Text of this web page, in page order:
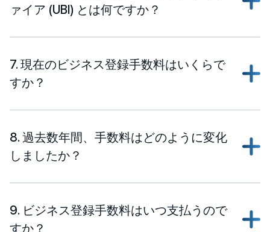
ァイア (UBI) とは何ですか？
7. 現在のビジネス登録手数料はいくらで
すか？
8. 過去数年間、手数料はどのように変化
しましたか？
9. ビジネス登録手数料はいつ支払うので
すか？